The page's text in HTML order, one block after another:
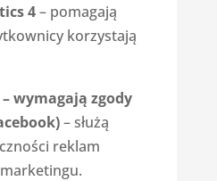
4– pomagają
korzystają
wymagają zgody
– służą
reklam